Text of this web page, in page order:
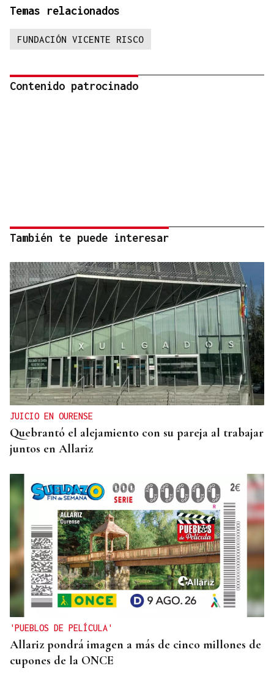
Temas relacionados
FUNDACIÓN VICENTE RISCO
Contenido patrocinado
También te puede interesar
JUICIO EN OURENSE
Quebrantó el alejamiento con su pareja al trabajar
juntos en Allariz
'PUEBLOS DE PELÍCULA'
Allariz pondrá imagen a más de cinco millones de
cupones de la ONCE